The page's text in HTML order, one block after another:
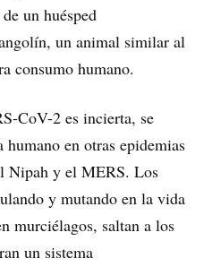
un huésped
un animal similar al
consumo humano.
CoV-2 es incierta, se
en otras epidemias
Nipah y el MERS. Los
y mutando en la vida
murciélagos, saltan a los
un sistema